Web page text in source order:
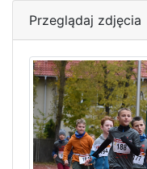
Przeglądaj zdjęcia